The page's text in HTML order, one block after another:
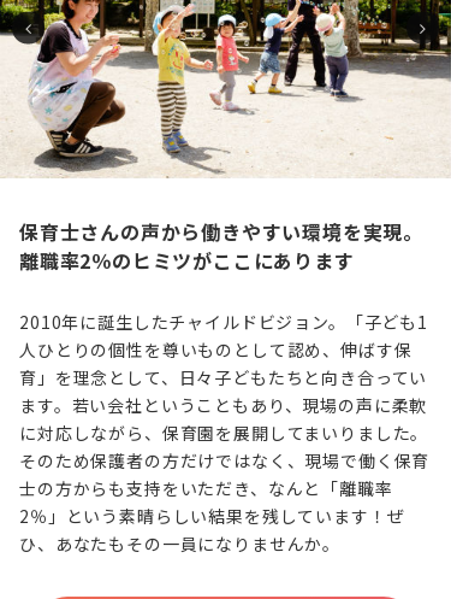
保育士さんの声から働きやすい環境を実現。
離職率2％のヒミツがここにあります
2010年に誕生したチャイルドビジョン。「子ども1
人ひとりの個性を尊いものとして認め、伸ばす保
育」を理念として、日々子どもたちと向き合ってい
ます。若い会社ということもあり、現場の声に柔軟
に対応しながら、保育園を展開してまいりました。
そのため保護者の方だけではなく、現場で働く保育
士の方からも支持をいただき、なんと「離職率
2％」という素晴らしい結果を残しています！ぜ
ひ、あなたもその一員になりませんか。